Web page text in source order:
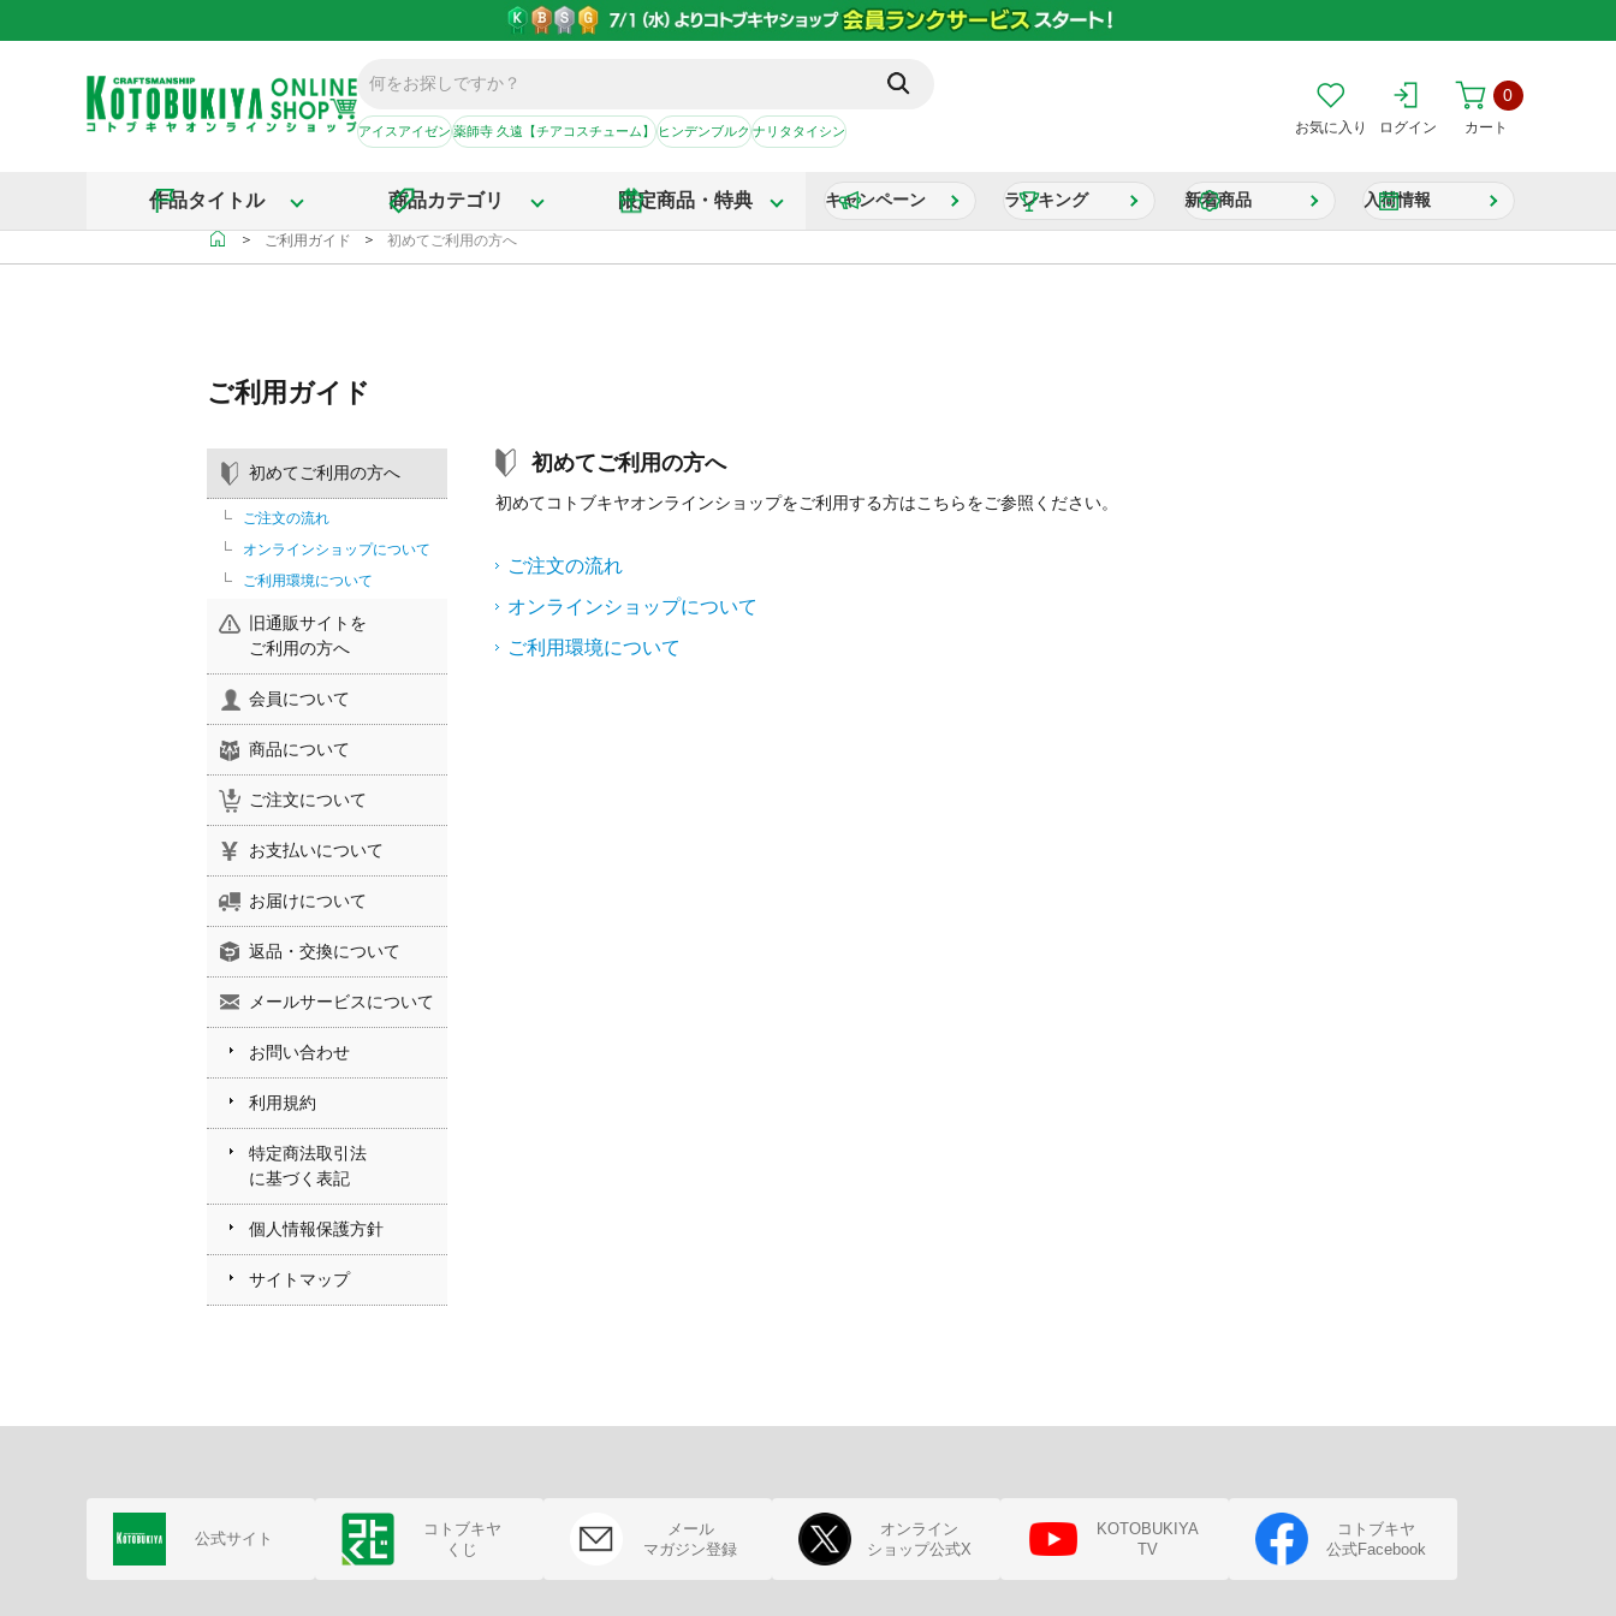
アイスアイゼン薬師寺 久遠【チアコスチューム】ヒンデンブルクナリタタイシン お気に入り ログイン カート
0
作品タイトル 商品カテゴリ 限定商品・特典 キャンペーン ランキング 新着商品 入荷情報
＞ ご利用ガイド ＞ 初めてご利用の方へ
ご利用ガイド
初めてご利用の方へ
ご注文の流れ
オンラインショップについて
ご利用環境について
旧通販サイトを
ご利用の方へ
会員について
商品について
ご注文について
お支払いについて
お届けについて
返品・交換について
メールサービスについて
お問い合わせ
利用規約
特定商法取引法
に基づく表記
個人情報保護方針
サイトマップ
初めてご利用の方へ
初めてコトブキヤオンラインショップをご利用する方はこちらをご参照ください。
ご注文の流れ
オンラインショップについて
ご利用環境について
公式サイト
コトブキヤ
くじ
メール
マガジン登録
オンライン
ショップ公式X
KOTOBUKIYA
TV
コトブキヤ
公式Facebook